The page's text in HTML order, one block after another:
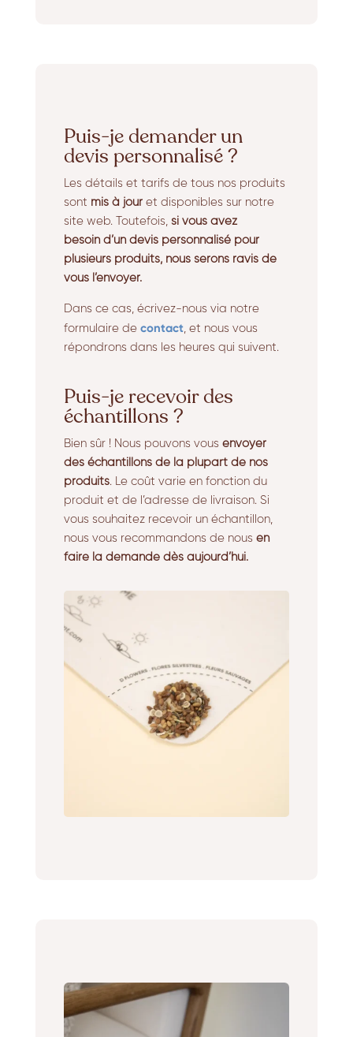
Puis-je demander un
devis personnalisé ?
Les détails et tarifs de tous nos produits
sont mis à jouret disponibles sur notre
site web. Toutefois, si vous avez
besoin d’un devis personnalisé pour
plusieurs produits, nous serons ravis de
vous l’envoyer.
Dans ce cas, écrivez-nous via notre
formulaire de contact, et nous vous
répondrons dans les heures qui suivent.
Puis-je recevoir des
échantillons ?
Bien sûr ! Nous pouvons vous envoyer
des échantillons de la plupart de nos
produits.
Le coût varie en fonction du
produit et de l’adresse de livraison. Si
vous souhaitez recevoir un échantillon,
nous vous recommandons de nous en
faire la demande dès aujourd’hui.